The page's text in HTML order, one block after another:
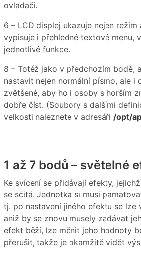
ovladači.
6 – LCD displej ukazuje nejen režim
vypisuje i přehledné textové menu,
jednotlivé funkce.
8 – Totéž jako v předchozím bodě,
nastavit nejen normální písmo, ale i
zvětšené, aby ho i osoby s horším
dobře číst. (Soubory s dalšími
velkosti naleznete v adresáři /opt/
1 až 7 bodů – světelné
Ke svícení se přidávají efekty,
se sčítá. Jednotka si musí
tj. po nastavení jiného efektu se lze
aniž by se znovu musely zadávat
efekt běží, lze měnit jeho hodnoty
přerušit, takže je okamžitě vidět